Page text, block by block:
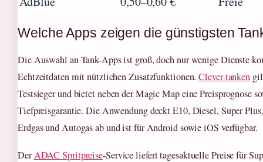
Welche Apps zeigen die günstigsten
Die Auswahl an Tank-Apps ist groß, doch nur wenige Dienste
Echtzeitdaten mit nützlichen Zusatzfunktionen.Clever-tanken
Testsieger und bietet neben der Magic Map eine Preisprognose
Tiefpreisgarantie. Die Anwendung deckt E10, Diesel, Super
Erdgas und Autogas ab und ist für Android sowie iOS verfügbar.
DerADAC Spritpreise-Service liefert tagesaktuelle Preise für